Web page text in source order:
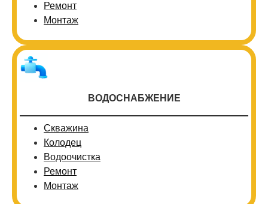
Ремонт
Монтаж
ВОДОСНАБЖЕНИЕ
Скважина
Колодец
Водоочистка
Ремонт
Монтаж